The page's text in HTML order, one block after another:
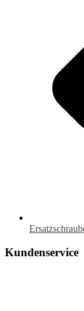
Kundenservice